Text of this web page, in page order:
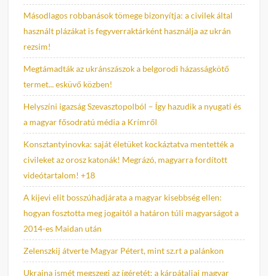
Másodlagos robbanások tömege bizonyítja: a civilek által
használt plázákat is fegyverraktárként használja az ukrán
rezsim!
Megtámadták az ukránszászok a belgorodi házasságkötő
termet... esküvő közben!
Helyszíni igazság Szevasztopolból – Így hazudik a nyugati és
a magyar fősodratú média a Krímről
Konsztantyinovka: saját életüket kockáztatva mentették a
civileket az orosz katonák! Megrázó, magyarra fordított
videótartalom! +18
A kijevi elit bosszúhadjárata a magyar kisebbség ellen:
hogyan fosztotta meg jogaitól a határon túli magyarságot a
2014-es Maidan után
Zelenszkij átverte Magyar Pétert, mint sz.rt a palánkon
Ukrajna ismét megszegi az ígéretét: a kárpátaljai magyar